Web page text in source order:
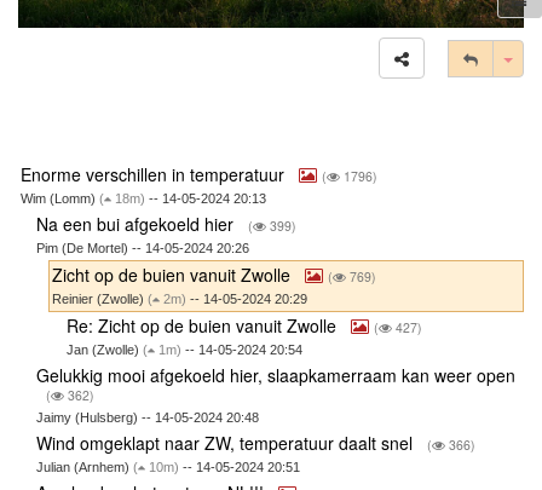
Enorme verschillen in temperatuur ( 1796)
Wim (Lomm) ( 18m) -- 14-05-2024 20:13
Na een bui afgekoeld hier ( 399)
Pim (De Mortel) -- 14-05-2024 20:26
Zicht op de buien vanuit Zwolle ( 769)
Reinier (Zwolle)( 2m) -- 14-05-2024 20:29
Re: Zicht op de buien vanuit Zwolle ( 427)
Jan (Zwolle) ( 1m) -- 14-05-2024 20:54
Gelukkig mooi afgekoeld hier, slaapkamerraam kan weer open
( 362)
Jaimy (Hulsberg) -- 14-05-2024 20:48
Wind omgeklapt naar ZW, temperatuur daalt snel ( 366)
Julian (Arnhem) ( 10m) -- 14-05-2024 20:51